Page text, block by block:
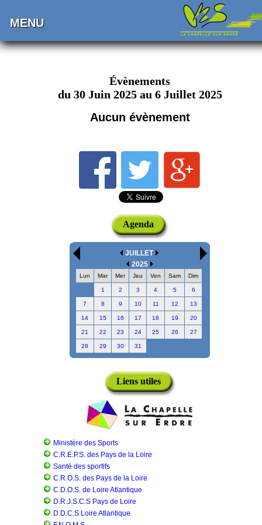
MENU
Évènements
du 30 Juin 2025 au 6 Juillet 2025
Aucun évènement
Agenda
JUILLET
2025
Lun Mar Mer Jeu Ven Sam Dim
1 2 3 4 5 6
7 8 9 10 11 12 13
14 15 16 17 18 19 20
21 22 23 24 25 26 27
28 29 30 31
Liens utiles
Ministère des Sports
C.R.E.P.S. des Pays de la Loire
Santé des sportifs
C.R.O.S. des Pays de la Loire
C.D.O.S. de Loire Atlantique
D.R.J.S.C.S Pays de Loire
D.D.C.S Loire Atlantique